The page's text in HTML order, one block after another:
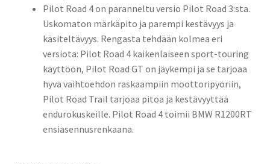
Pilot Road 4 on paranneltu versio Pilot Road 3:sta.
Uskomaton märkäpito ja parempi kestävyys ja
käsiteltävyys. Rengasta tehdään kolmea eri
versiota: Pilot Road 4 kaikenlaiseen sport-touring
käyttöön, Pilot Road GT on jäykempi ja se tarjoaa
hyvä vaihtoehdon raskaampiin moottoripyöriin,
Pilot Road Trail tarjoaa pitoa ja kestävyyttää
endurokuskeille. Pilot Road 4 toimii BMW R1200RT
ensiasennusrenkaana.